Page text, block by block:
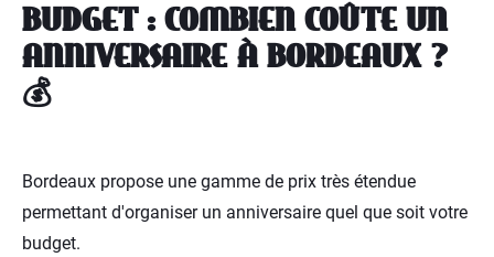
BUDGET : COMBIEN COÛTE UN
ANNIVERSAIRE À BORDEAUX ?
💰
Bordeaux propose une gamme de prix très étendue
permettant d'organiser un anniversaire quel que soit votre
budget.